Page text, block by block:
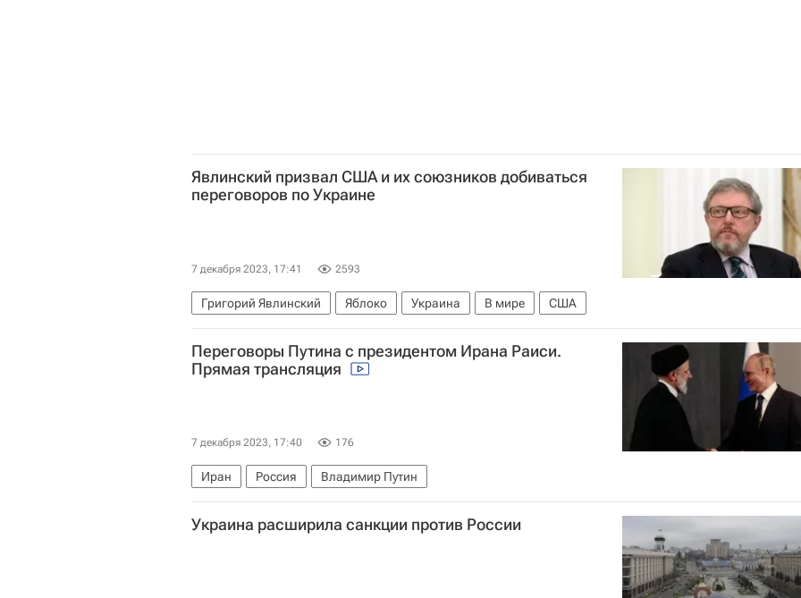
Явлинский призвал США и их союзников добиваться
переговоров по Украине
7 декабря 2023, 17:41 2593
Григорий Явлинский Яблоко Украина В мире США
Переговоры Путина с президентом Ирана Раиси.
Прямая трансляция
7 декабря 2023, 17:40 176
Иран Россия Владимир Путин
Украина расширила санкции против России